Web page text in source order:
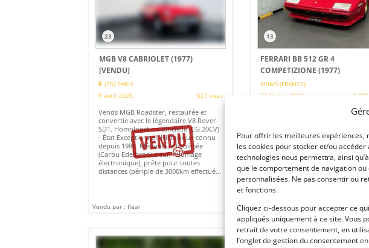
Pour offrir les meilleures expériences,
les cookies pour stocker et/ou
technologies nous permettra, ainsi
que le comportement de navigation
personnalisées. Ne pas consentir ou
et fonctions.
Cliquez ci-dessous pour accepter ce
appliqués uniquement à ce site. Vous
retrait de votre consentement, en
l’onglet de gestion du consentement
23
MGB V8 CABRIOLET (1977)
[VENDU]
(75) PARIS
9 avril 2026
527 vues
Vends MGB Roadster, restaurée et
convertie avec le légendaire V8 Rover
SD1. Homologation officielle (CG 20CV)
- État Exceptionnel. Historique connu
depuis 1988. Mécanique fiabilisée
(Carbu Edelbrock neuf, Allumage
électronique), prête pour toutes
distances (périple de 3000km effectué...
Vendu par : fleai
13
FERRARI BB 512 GR 4
COMPETIZIONE (1977)
REIMS (FRANCE)
22 février 2026
2
Ferrari BB 512 GR 4 Competizione
ambiance exceptionnelle à son
compte tour 8000 tours, arceau,
baquets, harnais, réservoir
compétition, vitres plexiglass,
9 et 13 pouces et surtout
libre le tout...
Vendu par : Franco LEMBO